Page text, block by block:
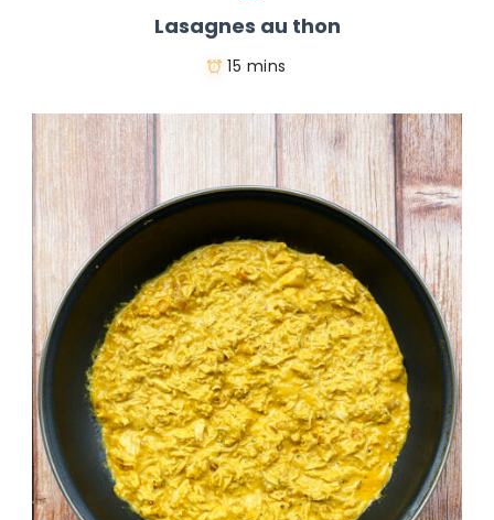
Lasagnes au thon
15 mins